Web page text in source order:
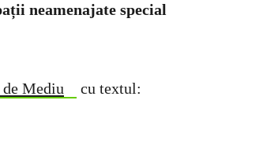
neamenajate special
de Mediu cu textul: